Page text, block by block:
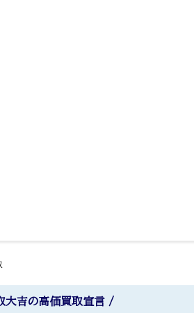
大吉の高価買取宣言 /